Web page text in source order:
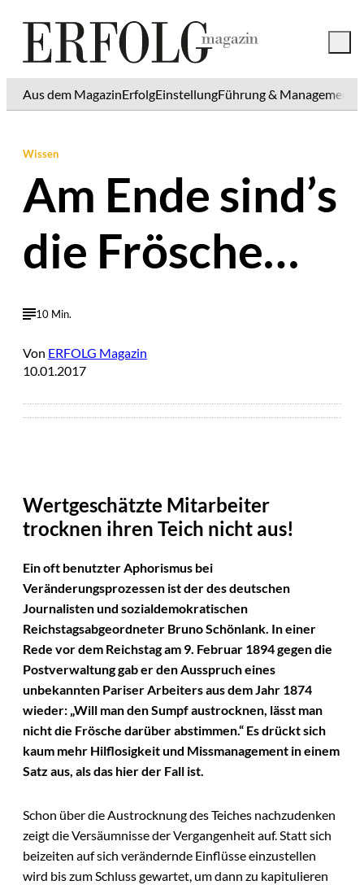
Aus dem MagazinErfolgEinstellungFührung & Management
Wissen
Am Ende sind’s
die Frösche…
10 Min.
Von ERFOLG Magazin
10.01.2017
Wertgeschätzte Mitarbeiter
trocknen ihren Teich nicht aus!
Ein oft benutzter Aphorismus bei
Veränderungsprozessen ist der des deutschen
Journalisten und sozialdemokratischen
Reichstagsabgeordneter Bruno Schönlank. In einer
Rede vor dem Reichstag am 9. Februar 1894 gegen die
Postverwaltung gab er den Ausspruch eines
unbekannten Pariser Arbeiters aus dem Jahr 1874
wieder: „Will man den Sumpf austrocknen, lässt man
nicht die Frösche darüber abstimmen.“ Es drückt sich
kaum mehr Hilflosigkeit und Missmanagement in einem
Satz aus, als das hier der Fall ist.
Schon über die Austrocknung des Teiches nachzudenken
zeigt die Versäumnisse der Vergangenheit auf. Statt sich
beizeiten auf sich verändernde Einflüsse einzustellen
wird bis zum Schluss gewartet, um dann zu kapitulieren